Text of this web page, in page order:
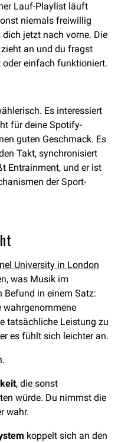
Lauf-Playlist läuft
niemals freiwillig
jetzt nach vorne. Die
an und du fragst
einfach funktioniert.
Es interessiert
für deine Spotify-
guten Geschmack. Es
Takt, synchronisiert
Entrainment, und er ist
der Sport-
University in London
was Musik im
Befund in einem Satz:
wahrgenommene
tatsächliche Leistung zu
es fühlt sich leichter an.
, die sonst
würde. Du nimmst die
wahr.
koppelt sich an den